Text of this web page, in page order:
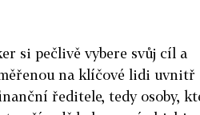
si pečlivě vybere svůj cíl a
na klíčové lidi uvnitř
ředitele, tedy osoby,